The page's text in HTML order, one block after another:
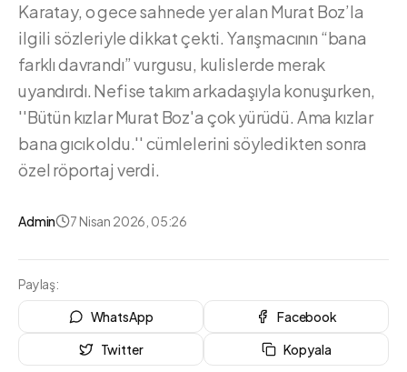
Karatay, o gece sahnede yer alan Murat Boz’la
ilgili sözleriyle dikkat çekti. Yarışmacının “bana
farklı davrandı” vurgusu, kulislerde merak
uyandırdı. Nefise takım arkadaşıyla konuşurken,
''Bütün kızlar Murat Boz'a çok yürüdü. Ama kızlar
bana gıcık oldu.'' cümlelerini söyledikten sonra
özel röportaj verdi.
Admin 7 Nisan 2026, 05:26
Paylaş:
WhatsApp
Facebook
Twitter
Kopyala